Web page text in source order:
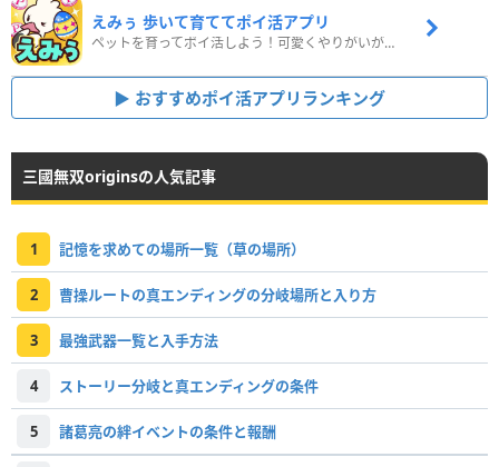
えみぅ 歩いて育ててポイ活アプリ
ペットを育ってポイ活しよう！可愛くやりがいがある新感覚アプリ
おすすめポイ活アプリランキング
三國無双originsの人気記事
1 記憶を求めての場所一覧（草の場所）
2 曹操ルートの真エンディングの分岐場所と入り方
3 最強武器一覧と入手方法
4 ストーリー分岐と真エンディングの条件
5 諸葛亮の絆イベントの条件と報酬